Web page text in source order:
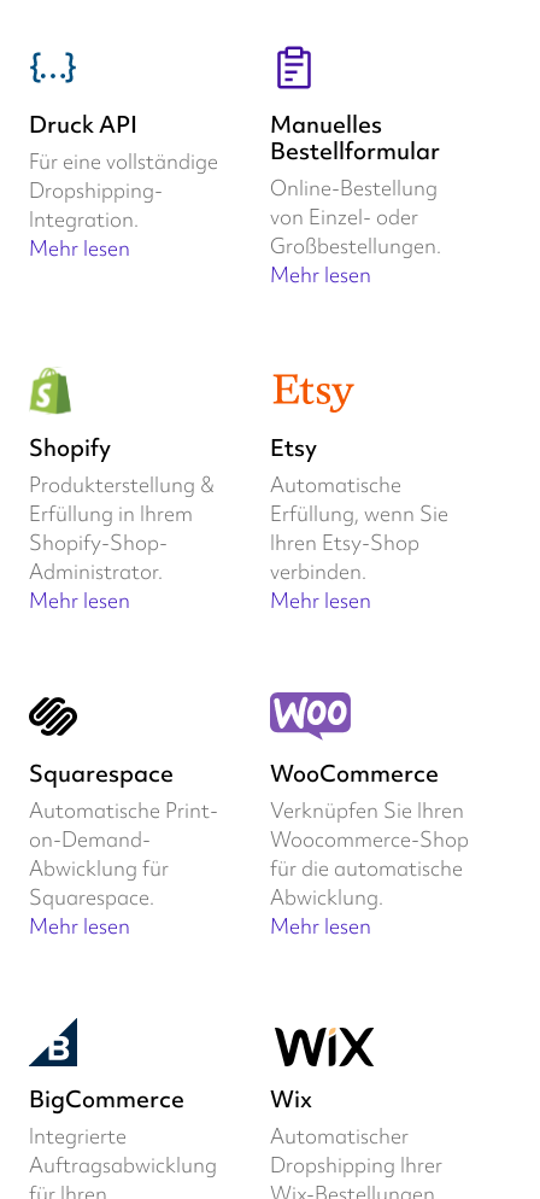
Druck API
Für eine vollständige
Dropshipping-
Integration.
Mehr lesen
Manuelles
Bestellformular
Online-Bestellung
von Einzel- oder
Großbestellungen.
Mehr lesen
Shopify
Produkterstellung &
Erfüllung in Ihrem
Shopify-Shop-
Administrator.
Mehr lesen
Etsy
Automatische
Erfüllung, wenn Sie
Ihren Etsy-Shop
verbinden.
Mehr lesen
Squarespace
Automatische Print-
on-Demand-
Abwicklung für
Squarespace.
Mehr lesen
WooCommerce
Verknüpfen Sie Ihren
Woocommerce-Shop
für die automatische
Abwicklung.
Mehr lesen
BigCommerce
Integrierte
Auftragsabwicklung
Wix
Automatischer
Dropshipping Ihrer